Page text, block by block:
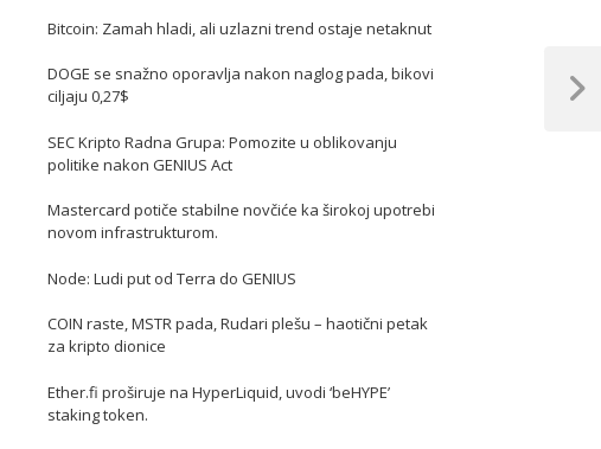
Next
Bitcoin: Zamah hladi, ali uzlazni trend ostaje netaknut
DOGE se snažno oporavlja nakon naglog pada, bikovi
ciljaju 0,27$
SEC Kripto Radna Grupa: Pomozite u oblikovanju
politike nakon GENIUS Act
Mastercard potiče stabilne novčiće ka širokoj upotrebi
novom infrastrukturom.
Node: Ludi put od Terra do GENIUS
COIN raste, MSTR pada, Rudari plešu – haotični petak
za kripto dionice
Ether.fi proširuje na HyperLiquid, uvodi ‘beHYPE’
staking token.